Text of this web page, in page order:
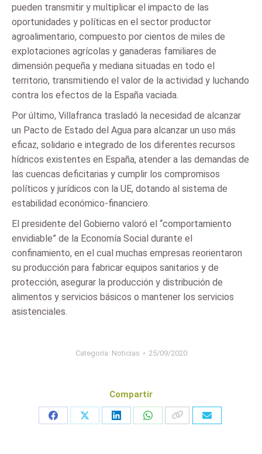
pueden transmitir y multiplicar el impacto de las
oportunidades y políticas en el sector productor
agroalimentario, compuesto por cientos de miles de
explotaciones agrícolas y ganaderas familiares de
dimensión pequeña y mediana situadas en todo el
territorio, transmitiendo el valor de la actividad y luchando
contra los efectos de la España vaciada.
Por último, Villafranca trasladó la necesidad de alcanzar
un Pacto de Estado del Agua para alcanzar un uso más
eficaz, solidario e integrado de los diferentes recursos
hídricos existentes en España, atender a las demandas de
las cuencas deficitarias y cumplir los compromisos
políticos y jurídicos con la UE, dotando al sistema de
estabilidad económico-financiero.
El presidente del Gobierno valoró el “comportamiento
envidiable” de la Economía Social durante el
confinamiento, en el cual muchas empresas reorientaron
su producción para fabricar equipos sanitarios y de
protección, asegurar la producción y distribución de
alimentos y servicios básicos o mantener los servicios
asistenciales.
Categoria: Noticias 25/09/2020
Compartir
Share
Share
Share
Share